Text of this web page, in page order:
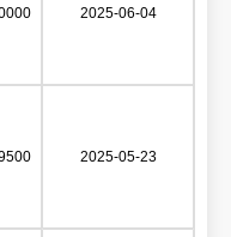
2025-06-04
2025-05-23